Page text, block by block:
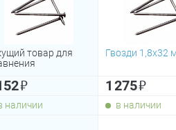
товар для
Гвозди 1,8х32
₽ 1 275₽
наличии в наличии